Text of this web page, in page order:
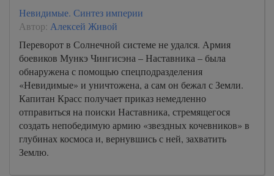
Невидимые. Синтез империи
Автор: Алексей Живой
Переворот в Солнечной системе не удался. Армия
боевиков Мункэ Чингисэна – Наставника – была
обнаружена с помощью спецподразделения
«Невидимые» и уничтожена, а сам он бежал с Земли.
Капитан Красс получает приказ немедленно
отправиться на поиски Наставника, стремящегося
создать непобедимую армию «звездных кочевников» в
глубинах космоса и, вернувшись с ней, захватить
Землю.